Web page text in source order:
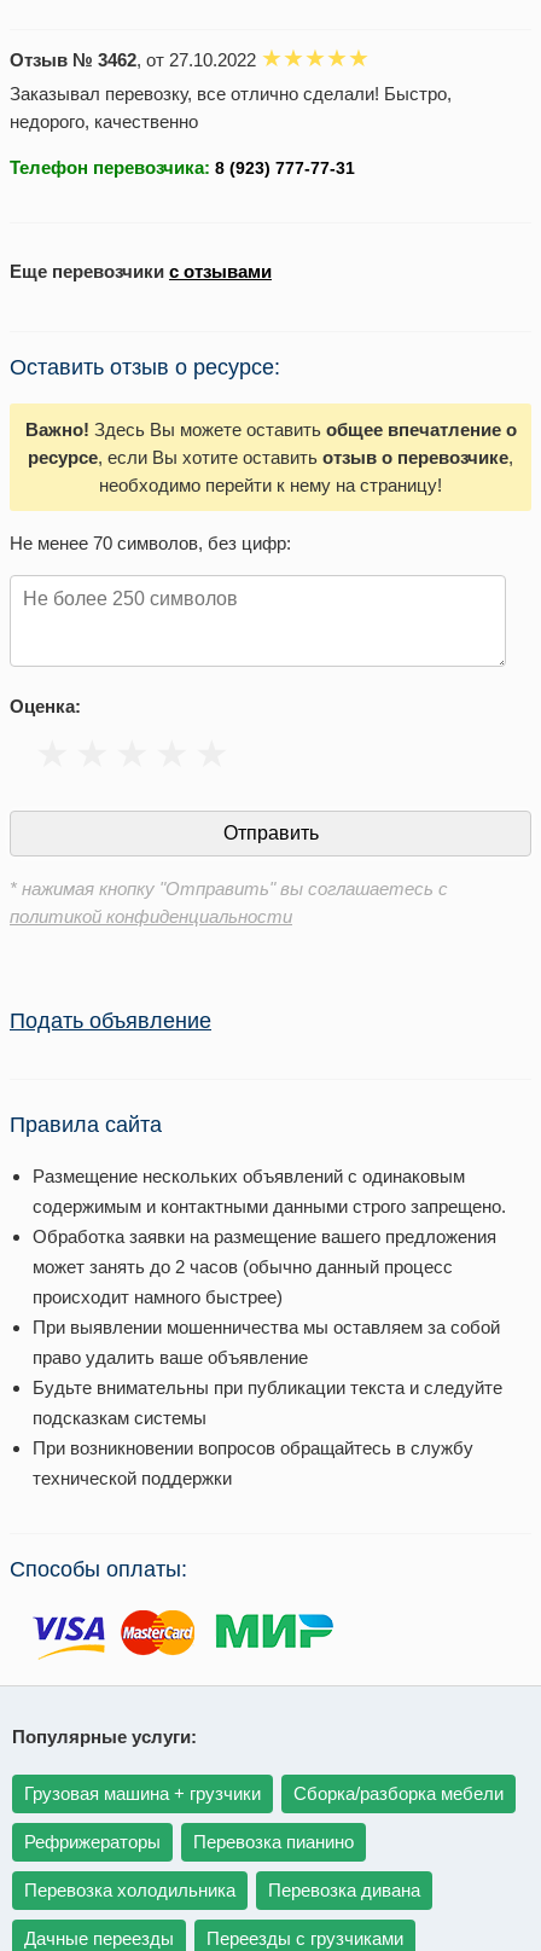
Отзыв № 3462, от 27.10.2022
Заказывал перевозку, все отлично сделали! Быстро,
недорого, качественно
Телефон перевозчика:
Еще перевозчики с отзывами
Оставить отзыв о ресурсе:
Важно! Здесь Вы можете оставить общее впечатление о
ресурсе, если Вы хотите оставить отзыв о перевозчике,
необходимо перейти к нему на страницу!
Не менее 70 символов, без цифр:
Оценка:
* нажимая кнопку "Отправить" вы соглашаетесь с
политикой конфиденциальности
Подать объявление
Правила сайта
Размещение нескольких объявлений с одинаковым
содержимым и контактными данными строго запрещено.
Обработка заявки на размещение вашего предложения
может занять до 2 часов (обычно данный процесс
происходит намного быстрее)
При выявлении мошенничества мы оставляем за собой
право удалить ваше объявление
Будьте внимательны при публикации текста и следуйте
подсказкам системы
При возникновении вопросов обращайтесь в службу
технической поддержки
Способы оплаты:
Популярные услуги:
Грузовая машина + грузчики Сборка/разборка мебели
Рефрижераторы Перевозка пианино
Перевозка холодильника Перевозка дивана
Дачные переезды Переезды с грузчиками